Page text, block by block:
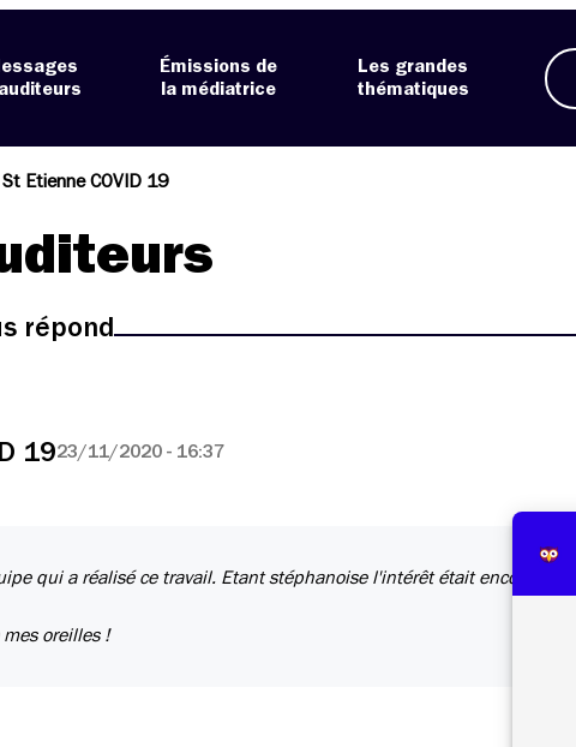
Émissions de
la médiatrice
Les grandes
thématiques
Etienne COVID 19
répond
1923/11/2020 - 16:37
qui a réalisé ce travail. Etant stéphanoise l'intérêt était encore
oreilles !